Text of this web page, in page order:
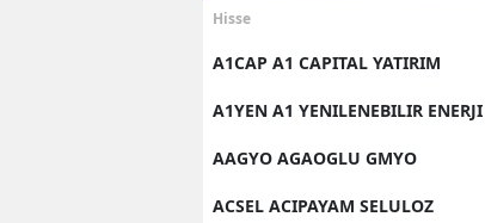
Hisse
A1CAP A1 CAPITAL YATIRIM
A1YEN A1 YENILENEBILIR ENERJI
AAGYO AGAOGLU GMYO
ACSEL ACIPAYAM SELULOZ